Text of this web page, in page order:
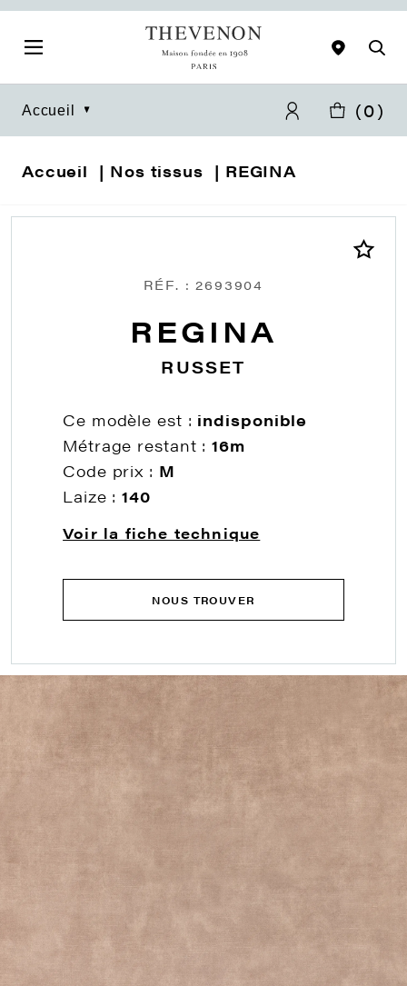
Accueil (0)
Accueil Nos tissus REGINA
RÉF. : 2693904
REGINA
RUSSET
Ce modèle est : indisponible
Métrage restant :16m
Code prix : M
Laize :140
Voir la fiche technique
NOUS TROUVER